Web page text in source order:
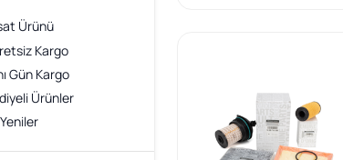
PARTS
19
Ürünü
Kargo
Gün Kargo
Ürünler